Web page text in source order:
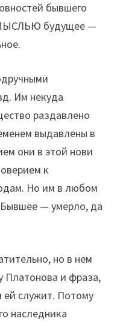
бывшего
МЫСЛЬЮ будущее —
Им некуда
раздавлено
выдавлены в
они в этой нови
к
Но им в любом
Бывшее — умерло, да
но в нем
Платонова и фраза,
служит. Потому
наследника